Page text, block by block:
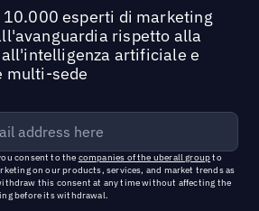
esperti di marketing
rispetto alla
artificiale e
multi-sede
consent to the companies of the uberall groupto
on our products, services, and market trends as
this consent at any time without affecting the
before its withdrawal.